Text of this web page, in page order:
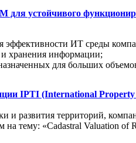
для устойчивого
ИТ среды
хранения информации;
для больших
IPTI (International
и развития территорий,
тему: «Cadastral Valuation of